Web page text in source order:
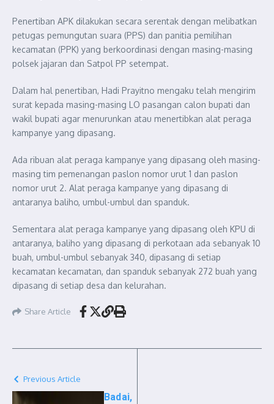
Penertiban APK dilakukan secara serentak dengan melibatkan
petugas pemungutan suara (PPS) dan panitia pemilihan
kecamatan (PPK) yang berkoordinasi dengan masing-masing
polsek jajaran dan Satpol PP setempat.
Dalam hal penertiban, Hadi Prayitno mengaku telah mengirim
surat kepada masing-masing LO pasangan calon bupati dan
wakil bupati agar menurunkan atau menertibkan alat peraga
kampanye yang dipasang.
Ada ribuan alat peraga kampanye yang dipasang oleh masing-
masing tim pemenangan paslon nomor urut 1 dan paslon
nomor urut 2. Alat peraga kampanye yang dipasang di
antaranya baliho, umbul-umbul dan spanduk.
Sementara alat peraga kampanye yang dipasang oleh KPU di
antaranya, baliho yang dipasang di perkotaan ada sebanyak 10
buah, umbul-umbul sebanyak 340, dipasang di setiap
kecamatan kecamatan, dan spanduk sebanyak 272 buah yang
dipasang di setiap desa dan kelurahan.
Share Article
Previous Article
Badai,